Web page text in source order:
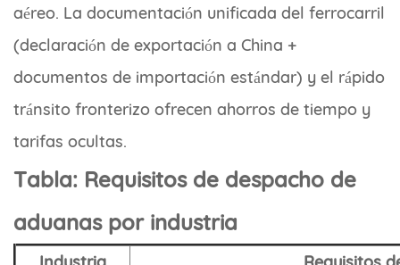
aéreo. La documentación unificada del ferrocarril
(declaración de exportación a China +
documentos de importación estándar) y el rápido
tránsito fronterizo ofrecen ahorros de tiempo y
tarifas ocultas.
Tabla: Requisitos de despacho de
aduanas por industria